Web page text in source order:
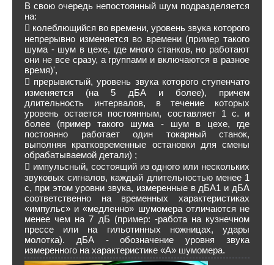
В свою очередь непостоянный шум подразделяется
на:
 колеблющийся во времени, уровень звука которого
непрерывно изменяется во времени (пример такого
шума - шум в цехе, где много станков, но работают
они не все сразу, а группами и включаются в разное
время)',
 прерывистый, уровень звука которого ступенчато
изменяется (на 5 дБА и более), причем
длительность интервалов, в течение которых
уровень остается постоянным, составляет 1 с. и
более (пример такого шума - шум в цехе, где
постоянно работает один токарный станок,
выполняя кратковременные остановки для смены
обрабатываемой детали) ;
 импульсный, состоящий из одного или нескольких
звуковых сигналов, каждый длительностью менее 1
с, при этом уровни звука, измеренные в дБА1 и дБА
соответственно на временных характеристиках
«импульс» и «медленно» шумомера отличаются не
менее чем на 7 дБ (пример: -работа на кузнечном
прессе или на гильотинных ножницах, удары
молотка). дБА - обозначение уровня звука
измеренного на характеристике «А» шумомера.